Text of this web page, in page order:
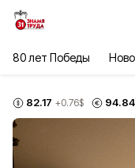
80 лет Победы
82.17 +0.76$ 94.84